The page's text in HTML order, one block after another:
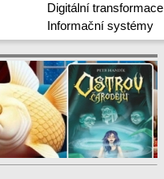
Digitální transformace
Informační systémy